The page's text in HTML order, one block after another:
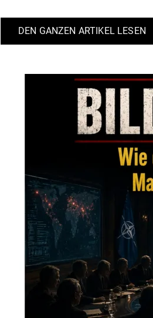
DEN GANZEN ARTIKEL LESEN